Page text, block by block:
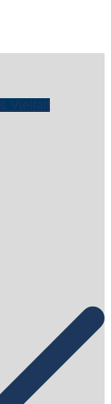
Vielfalt